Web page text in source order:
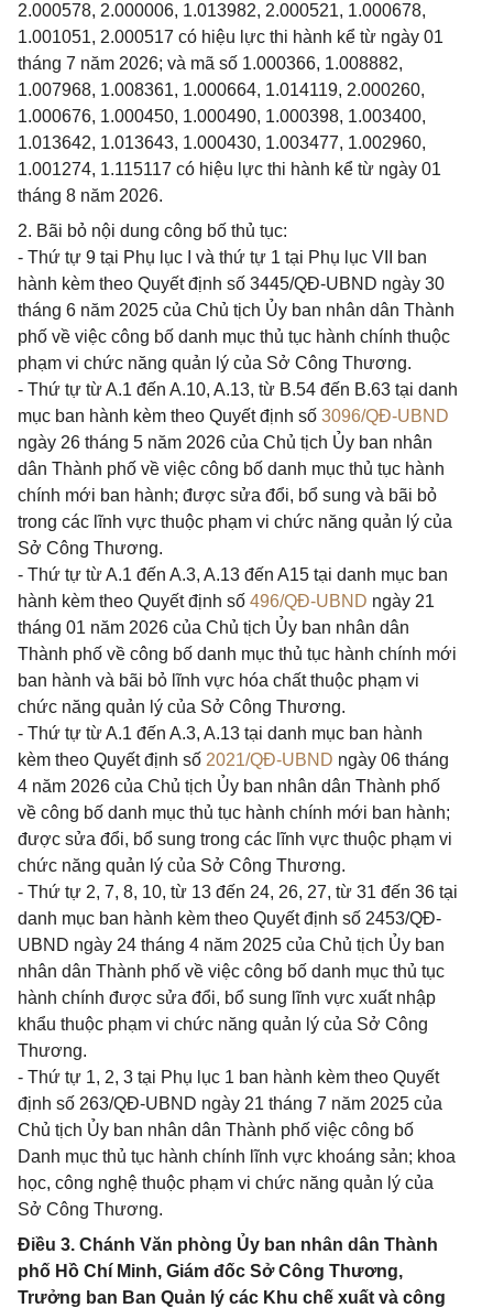
2.000578, 2.000006, 1.013982, 2.000521, 1.000678,
1.001051, 2.000517 có hiệu lực thi hành kể từ ngày 01
tháng 7 năm 2026; và mã số 1.000366, 1.008882,
1.007968, 1.008361, 1.000664, 1.014119, 2.000260,
1.000676, 1.000450, 1.000490, 1.000398, 1.003400,
1.013642, 1.013643, 1.000430, 1.003477, 1.002960,
1.001274, 1.115117 có hiệu lực thi hành kể từ ngày 01
tháng 8 năm 2026.
2. Bãi bỏ nội dung công bố thủ tục:
- Thứ tự 9 tại Phụ lục I và thứ tự 1 tại Phụ lục VII ban
hành kèm theo Quyết định số 3445/QĐ-UBND ngày 30
tháng 6 năm 2025 của Chủ tịch Ủy ban nhân dân Thành
phố về việc công bố danh mục thủ tục hành chính thuộc
phạm vi chức năng quản lý của Sở Công Thương.
- Thứ tự từ A.1 đến A.10, A.13, từ B.54 đến B.63 tại danh
mục ban hành kèm theo Quyết định số 3096/QĐ-UBND
ngày 26 tháng 5 năm 2026 của Chủ tịch Ủy ban nhân
dân Thành phố về việc công bố danh mục thủ tục hành
chính mới ban hành; được sửa đổi, bổ sung và bãi bỏ
trong các lĩnh vực thuộc phạm vi chức năng quản lý của
Sở Công Thương.
- Thứ tự từ A.1 đến A.3, A.13 đến A15 tại danh mục ban
hành kèm theo Quyết định số 496/QĐ-UBND ngày 21
tháng 01 năm 2026 của Chủ tịch Ủy ban nhân dân
Thành phố về công bố danh mục thủ tục hành chính mới
ban hành và bãi bỏ lĩnh vực hóa chất thuộc phạm vi
chức năng quản lý của Sở Công Thương.
- Thứ tự từ A.1 đến A.3, A.13 tại danh mục ban hành
kèm theo Quyết định số 2021/QĐ-UBND ngày 06 tháng
4 năm 2026 của Chủ tịch Ủy ban nhân dân Thành phố
về công bố danh mục thủ tục hành chính mới ban hành;
được sửa đổi, bổ sung trong các lĩnh vực thuộc phạm vi
chức năng quản lý của Sở Công Thương.
- Thứ tự 2, 7, 8, 10, từ 13 đến 24, 26, 27, từ 31 đến 36 tại
danh mục ban hành kèm theo Quyết định số 2453/QĐ-
UBND ngày 24 tháng 4 năm 2025 của Chủ tịch Ủy ban
nhân dân Thành phố về việc công bố danh mục thủ tục
hành chính được sửa đổi, bổ sung lĩnh vực xuất nhập
khẩu thuộc phạm vi chức năng quản lý của Sở Công
Thương.
- Thứ tự 1, 2, 3 tại Phụ lục 1 ban hành kèm theo Quyết
định số 263/QĐ-UBND ngày 21 tháng 7 năm 2025 của
Chủ tịch Ủy ban nhân dân Thành phố việc công bố
Danh mục thủ tục hành chính lĩnh vực khoáng sản; khoa
học, công nghệ thuộc phạm vi chức năng quản lý của
Sở Công Thương.
Điều 3. Chánh Văn phòng Ủy ban nhân dân Thành
phố Hồ Chí Minh, Giám đốc Sở Công Thương,
Trưởng ban Ban Quản lý các Khu chế xuất và công